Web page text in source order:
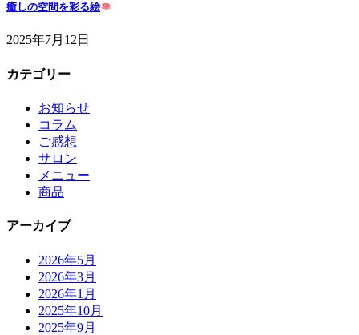
癒しの空間を彩る絵
2025年7月12日
カテゴリー
お知らせ
コラム
ご感想
サロン
メニュー
商品
アーカイブ
2026年5月
2026年3月
2026年1月
2025年10月
2025年9月